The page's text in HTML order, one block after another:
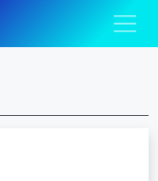
陸上競技部 –